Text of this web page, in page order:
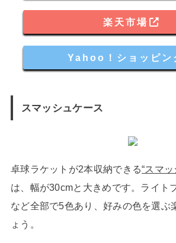
楽天市場
Yahoo！ショッピン
スマッシュケース
卓球ラケットが2本収納できる“スマ
は、幅が30cmと大きめです。ライト
など全部で5色あり、好みの色を選ぶ
ょう。